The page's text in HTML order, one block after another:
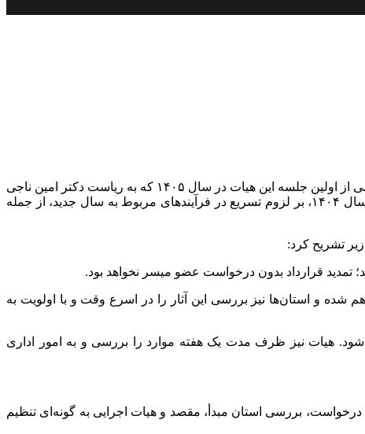
به گزارش خبرگزاری مهر به نقل از دانشگاه پیام نور، دکتر ایوبی‌نژاد دبیر هیات اجرایی جذب اعضای علمی دانشگاه پیام نور با ارائه گزارشی از اولین جلسه این هیات در سال ۱۴۰۵ که به ریاست دکتر امین ناجی
رئیس دانشگاه پیام نور و با حضور اکثریت اعضا برگزار شد، اظهار داشت: در این نشست رییس دانشگاه ضمن مرور مهم‌ترین اقدامات سال ۱۴۰۴، بر لزوم تسریع در فرآیندهای مربوط به سال جدید، از جمله
آثار پژوهشی: با هماهنگی معاونت پژوهش و فناوری، امکان ثبت و بارگذاری آثار پژوهشی اعضا تا پایان فروردین ۱۴۰۵ فراهم شده و استان‌ها نیز بررسی این آثار را در اسرع وقت و با اولویت به
هیات نیز ظرف مدت یک هفته موارد را بررسی و به امور اداری
بررسی استان مبدأ، مقصد و هیات اجرایی به گونه‌ای تنظیم